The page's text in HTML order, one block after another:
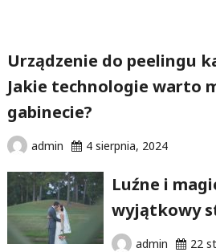
Urządzenie do peelingu
Jakie technologie warto
gabinecie?
admin 4 sierpnia, 2024
Luźne i
wyjątkowy
admin 22